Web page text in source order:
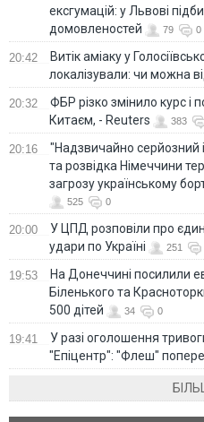
ексгумацій: у Львові
домовленостей
79 0
20:42
Витік аміаку у
локалізували: чи можна
20:32
ФБР різко змінило курс і
Китаєм, - Reuters
383
20:16
"Надзвичайно серйозний
та розвідка Німеччини
загрозу українському
525 0
20:00
У ЦПД розповіли про
удари по Україні
251
19:53
На Донеччині посилили
Біленького та
500 дітей
34 0
19:41
У разі оголошення
"Епіцентр": "Флеш"